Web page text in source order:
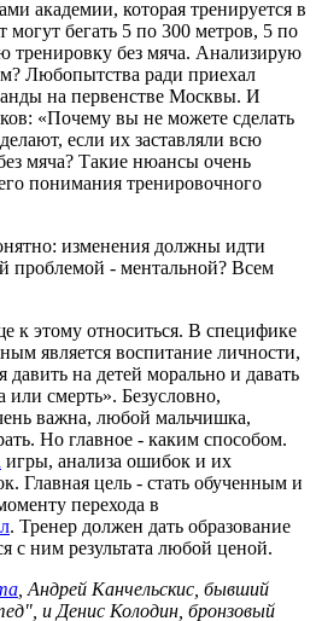
академии, которая тренируется в
могут бегать 5 по 300 метров, 5 по
тренировку без мяча. Анализирую
Любопытства ради приехал
на первенстве Москвы. И
«Почему вы не можете сделать
если их заставляли всю
мяча? Такие нюансы очень
понимания тренировочного
изменения должны идти
проблемой - ментальной? Всем
к этому относиться. В специфике
является воспитание личности,
давить на детей морально и давать
или смерть». Безусловно,
важна, любой мальчишка,
Но главное - каким способом.
игры, анализа ошибок и их
Главная цель - стать обученным и
перехода в
. Тренер должен дать образование
с ним результата любой ценой.
, Андрей Канчельскис, бывший
и Денис Колодин, бронзовый